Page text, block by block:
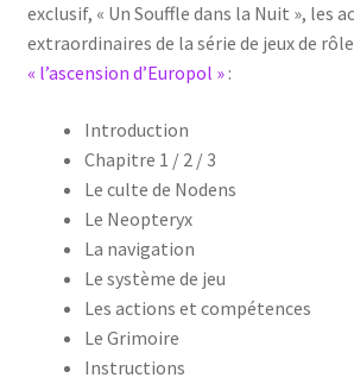
exclusif, « Un Souffle dans la Nuit », les
extraordinaires de la série de jeux de
« l’ascension d’Europol »:
Introduction
Chapitre 1 / 2 / 3
Le culte de Nodens
Le Neopteryx
La navigation
Le système de jeu
Les actions et compétences
Le Grimoire
Instructions